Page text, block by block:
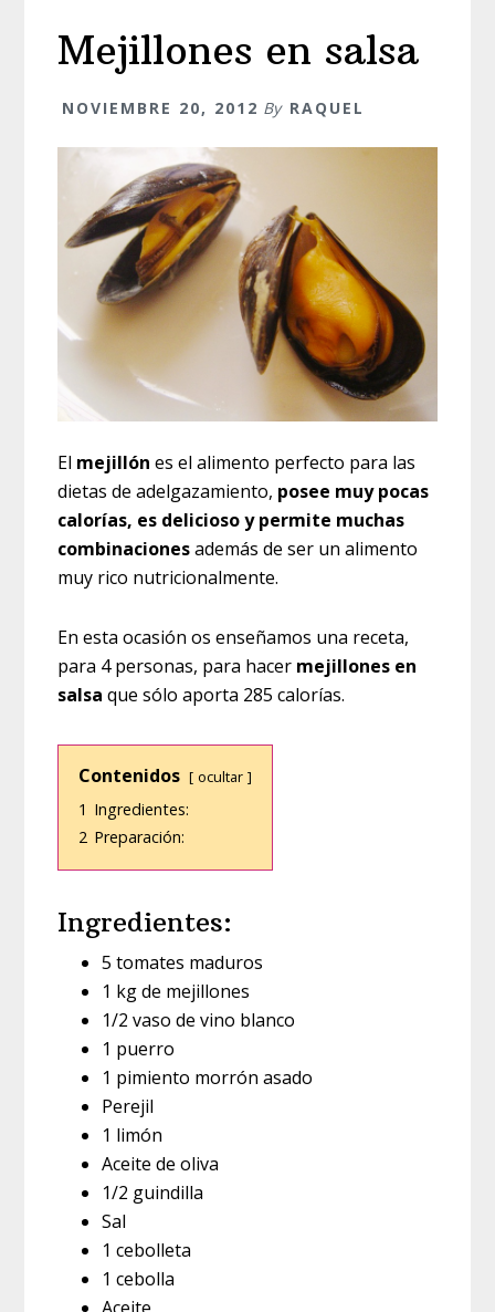
Mejillones en salsa
NOVIEMBRE 20, 2012 By RAQUEL
El mejillón es el alimento perfecto para las
dietas de adelgazamiento, posee muy pocas
calorías, es delicioso y permite muchas
combinacionesademás de ser un alimento
muy rico nutricionalmente.
En esta ocasión os enseñamos una receta,
para 4 personas, para hacer mejillones en
salsa que sólo aporta 285 calorías.
Contenidos ocultar
1 Ingredientes:
2 Preparación:
Ingredientes:
5 tomates maduros
1 kg de mejillones
1/2 vaso de vino blanco
1 puerro
1 pimiento morrón asado
Perejil
1 limón
Aceite de oliva
1/2 guindilla
Sal
1 cebolleta
1 cebolla